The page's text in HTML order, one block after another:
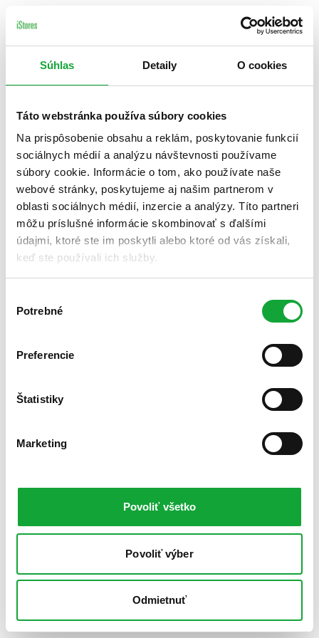
Súhlas Detaily O cookies
Táto webstránka používa súbory cookies
Na prispôsobenie obsahu a reklám, poskytovanie funkcií
sociálnych médií a analýzu návštevnosti používame
súbory cookie. Informácie o tom, ako používate naše
webové stránky, poskytujeme aj našim partnerom v
oblasti sociálnych médií, inzercie a analýzy. Títo partneri
môžu príslušné informácie skombinovať s ďalšími
údajmi, ktoré ste im poskytli alebo ktoré od vás získali,
keď ste používali ich služby.
súhlasu
Potrebné
Preferencie
Štatistiky
Marketing
Povoliť všetko
Povoliť výber
Odmietnuť